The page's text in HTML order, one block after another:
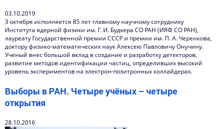
03.10.2019
3 октября исполняется 85 лет главному научному сотруднику
Института ядерной физики им. Г. И. Будкера СО РАН (ИЯФ СО РАН),
лауреату Государственной премии СССР и премии им. П. А. Черенкова,
доктору физико-математических наук Алексею Павловичу Онучину.
Ученый внес большой вклад в создание и разработку детекторов,
развитие методов идентификации частиц, определивших высокий
уровень экспериментов на электрон-позитронных коллайдерах.
Выборы в РАН. Четыре учёных – четыре
открытия
28.10.2016